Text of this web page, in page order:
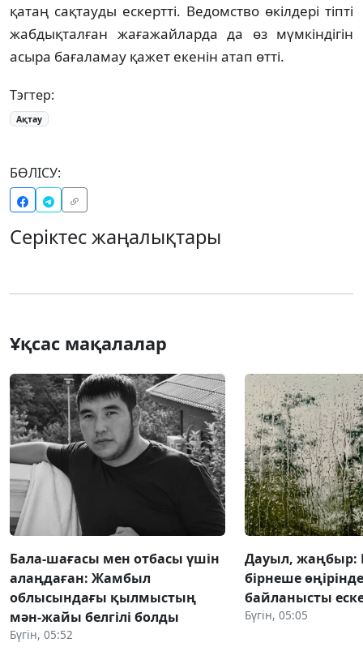
қатаң сақтауды ескертті. Ведомство өкілдері тіпті
жабдықталған жағажайларда да өз мүмкіндігін
асыра бағаламау қажет екенін атап өтті.
Тэгтер:
Ақтау
БӨЛІСУ:
Серіктес жаңалықтары
Ұқсас мақалалар
Бала-шағасы мен отбасы үшін
алаңдаған: Жамбыл
облысындағы қылмыстың
мән-жайы белгілі болды
Бүгін, 05:52
Дауыл, жаңбыр:
бірнеше
байланысты
Бүгін, 05:05